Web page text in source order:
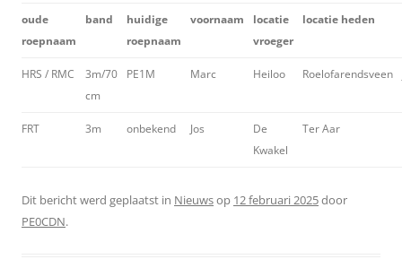
oude
roepnaam
band
huidige
roepnaam
voornaam
locatie
vroeger
locatie heden
HRS / RMC
3m/70
cm
PE1M Marc Heiloo Roelofarendsveen
FRT 3m onbekend Jos
De
Kwakel
Ter Aar
Dit bericht werd geplaatst in Nieuwsop 12 februari 2025door
PE0CDN.